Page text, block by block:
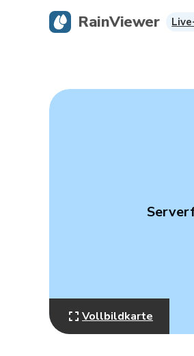
Vollbildkarte
RainViewer